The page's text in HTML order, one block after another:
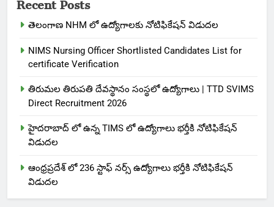
తెలంగాణ NHM లో ఉద్యోగాలకు నోటిఫికేషన్ విడుదల
NIMS Nursing Officer Shortlisted Candidates List for
certificate Verification
తిరుమల తిరుపతి దేవస్థానం సంస్థలో ఉద్యోగాలు | TTD SVIMS
Direct Recruitment 2026
హైదరాబాద్ లో ఉన్న TIMS లో ఉద్యోగాలు భర్తీకి నోటిఫికేషన్
విడుదల
ఆంధ్రప్రదేశ్ లో 236 స్టాఫ్ నర్స్ ఉద్యోగాలు భర్తీకి నోటిఫికేషన్
విడుదల